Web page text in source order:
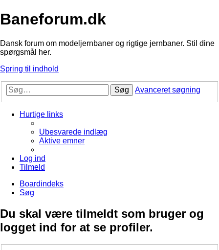
Baneforum.dk
Dansk forum om modeljernbaner og rigtige jernbaner. Stil dine
spørgsmål her.
Spring til indhold
Søg Avanceret søgning
Hurtige links
Ubesvarede indlæg
Aktive emner
Log ind
Tilmeld
Boardindeks
Søg
Du skal være tilmeldt som bruger og
logget ind for at se profiler.